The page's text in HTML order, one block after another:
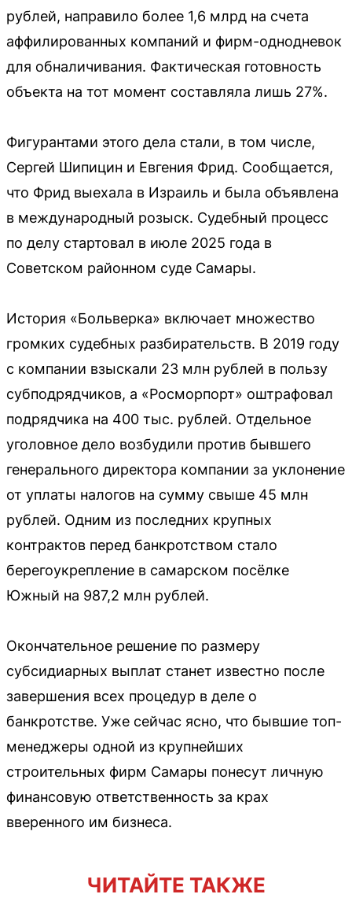
рублей, направило более 1,6 млрд на счета
аффилированных компаний и фирм-однодневок
для обналичивания. Фактическая готовность
объекта на тот момент составляла лишь 27%.
Фигурантами этого дела стали, в том числе,
Сергей Шипицин и Евгения Фрид. Сообщается,
что Фрид выехала в Израиль и была объявлена
в международный розыск. Судебный процесс
по делу стартовал в июле 2025 года в
Советском районном суде Самары.
История «Больверка» включает множество
громких судебных разбирательств. В 2019 году
с компании взыскали 23 млн рублей в пользу
субподрядчиков, а «Росморпорт» оштрафовал
подрядчика на 400 тыс. рублей. Отдельное
уголовное дело возбудили против бывшего
генерального директора компании за уклонение
от уплаты налогов на сумму свыше 45 млн
рублей. Одним из последних крупных
контрактов перед банкротством стало
берегоукрепление в самарском посёлке
Южный на 987,2 млн рублей.
Окончательное решение по размеру
субсидиарных выплат станет известно после
завершения всех процедур в деле о
банкротстве. Уже сейчас ясно, что бывшие топ-
менеджеры одной из крупнейших
строительных фирм Самары понесут личную
финансовую ответственность за крах
вверенного им бизнеса.
ЧИТАЙТЕ ТАКЖЕ